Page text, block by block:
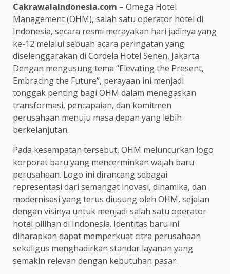
CakrawalaIndonesia.com – Omega Hotel
Management (OHM), salah satu operator hotel di
Indonesia, secara resmi merayakan hari jadinya yang
ke-12 melalui sebuah acara peringatan yang
diselenggarakan di Cordela Hotel Senen, Jakarta.
Dengan mengusung tema “Elevating the Present,
Embracing the Future”, perayaan ini menjadi
tonggak penting bagi OHM dalam menegaskan
transformasi, pencapaian, dan komitmen
perusahaan menuju masa depan yang lebih
berkelanjutan.
Pada kesempatan tersebut, OHM meluncurkan logo
korporat baru yang mencerminkan wajah baru
perusahaan. Logo ini dirancang sebagai
representasi dari semangat inovasi, dinamika, dan
modernisasi yang terus diusung oleh OHM, sejalan
dengan visinya untuk menjadi salah satu operator
hotel pilihan di Indonesia. Identitas baru ini
diharapkan dapat memperkuat citra perusahaan
sekaligus menghadirkan standar layanan yang
semakin relevan dengan kebutuhan pasar.